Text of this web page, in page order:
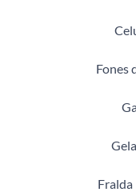
Fones
Fralda